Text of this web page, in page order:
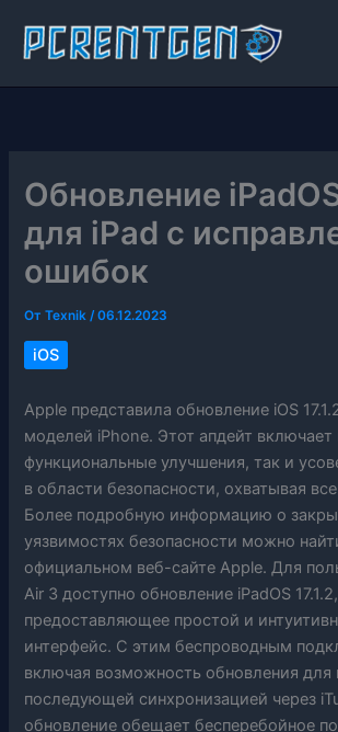
содержимому
Обновление iPadOS
для iPad с
ошибок
ОтTexnik/06.12.2023
iOS
Apple представила обновление iOS
моделей iPhone. Этот апдейт включает
функциональные улучшения, так и
в области безопасности, охватывая
Более подробную информацию о
уязвимостях безопасности можно
официальном веб-сайте Apple. Для
Air 3 доступно обновление iPadOS 17.1.2,
предоставляющее простой и
интерфейс. С этим беспроводным
включая возможность обновления для
последующей синхронизацией через
обновление обещает бесперебойное